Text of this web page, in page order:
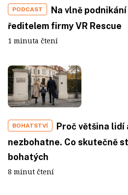
PODCAST
Na vlně
ředitelem firmy VR Rescue
1 minuta čtení
BOHATSTVÍ
Proč většina lidí
nezbohatne. Co skutečně
bohatých
8 minut čtení